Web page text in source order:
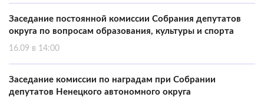
Заседание постоянной комиссии Собрания депутатов
округа по вопросам образования, культуры и спорта
16.09 в 14:00
Заседание комиссии по наградам при Собрании
депутатов Ненецкого автономного округа